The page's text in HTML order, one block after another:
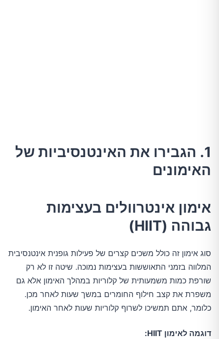
1. הגבירו את האינטנסיביות של
האימונים
אימון אינטרוולים בעצימות
גבוהה (HIIT)
סוג אימון זה כולל משכים קצרים של פעילות גופנית אינטנסיבית
המלווה בזמני התאוששות בעצימות נמוכה. שיטה זו לא רק
שורפת כמות משמעותית של קלוריות במהלך האימון אלא גם
משפרת את קצב חילוף החומרים במשך שעות לאחר מכן.
כלומר, אתם תמשיכו לשרוף קלוריות שעות לאחר האימון.
דוגמה לאימון HIIT: